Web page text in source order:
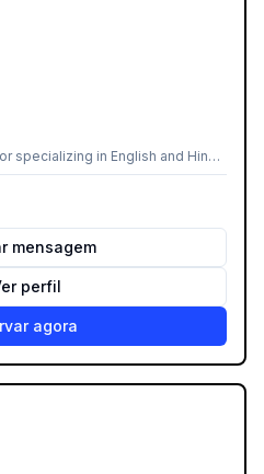
specializing in English and Hindi.
I help learners of all levels
growth. My lessons are
pace, and designed to
effective.
mensagem
perfil
agora